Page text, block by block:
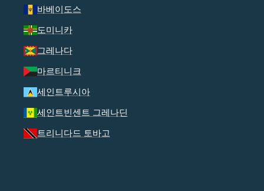
바베이도스
도미니카
그레나다
마르티니크
세인트루시아
세인트빈센트 그레나딘
트리니다드 토바고